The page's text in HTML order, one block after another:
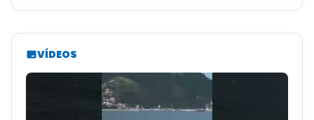
VÍDEOS